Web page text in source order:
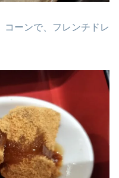
コーンで、フレンチドレ